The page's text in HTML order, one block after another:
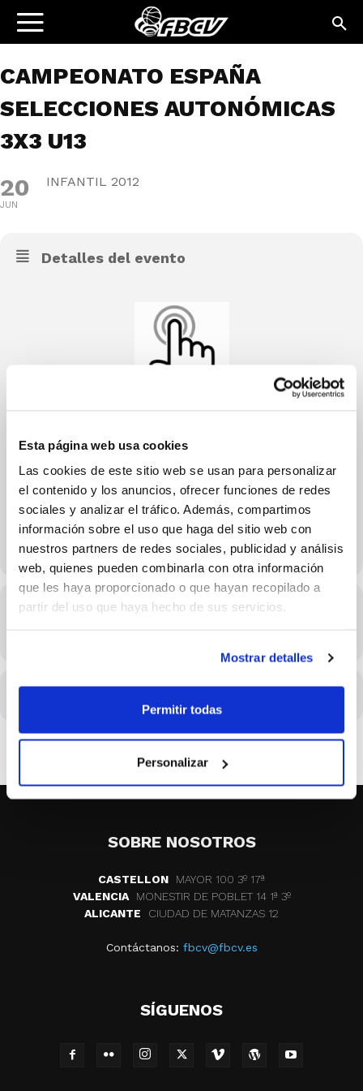
Esta página web usa cookies
Las cookies de este sitio web se usan para personalizar
el contenido y los anuncios, ofrecer funciones de redes
sociales y analizar el tráfico. Además, compartimos
información sobre el uso que haga del sitio web con
nuestros partners de redes sociales, publicidad y análisis
web, quienes pueden combinarla con otra información
que les haya proporcionado o que hayan recopilado a
partir del uso que haya hecho de sus servicios.
Mostrar detalles
Permitir todas
Personalizar
CAMPEONATO ESPAÑA
SELECCIONES AUTONÓMICAS
3X3 U13
20
JUN
INFANTIL 2012
Detalles del evento
Selecciones Autonómicas 3×3 U13
Calendario de juego
Hora
SOBRE NOSOTROS
CASTELLON
MAYOR 100 3º 17ª
VALENCIA
MONESTIR DE POBLET 14 1ª 3º
ALICANTE
CIUDAD DE MATANZAS 12
Contáctanos: fbcv@fbcv.es
SÍGUENOS